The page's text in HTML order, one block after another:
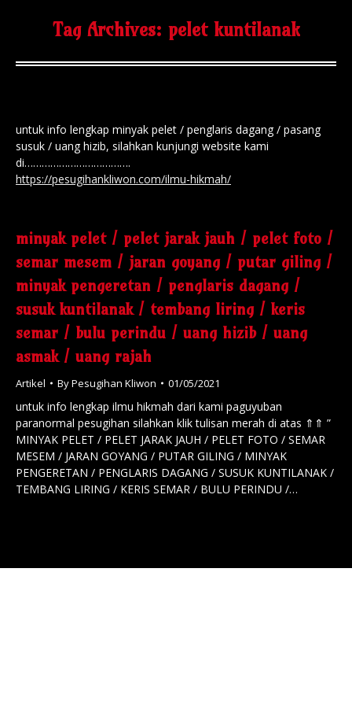
Tag Archives: pelet kuntilanak
untuk info lengkap minyak pelet / penglaris dagang / pasang
susuk / uang hizib, silahkan kunjungi website kami
di……………………………….
https://pesugihankliwon.com/ilmu-hikmah/
minyak pelet / pelet jarak jauh / pelet foto /
semar mesem / jaran goyang / putar giling /
minyak pengeretan / penglaris dagang /
susuk kuntilanak / tembang liring / keris
semar / bulu perindu / uang hizib / uang
asmak / uang rajah
Artikel ByPesugihan Kliwon 01/05/2021
untuk info lengkap ilmu hikmah dari kami paguyuban
paranormal pesugihan silahkan klik tulisan merah di atas ⇑⇑ ”
MINYAK PELET / PELET JARAK JAUH / PELET FOTO / SEMAR
MESEM / JARAN GOYANG / PUTAR GILING / MINYAK
PENGERETAN / PENGLARIS DAGANG / SUSUK KUNTILANAK /
TEMBANG LIRING / KERIS SEMAR / BULU PERINDU /…